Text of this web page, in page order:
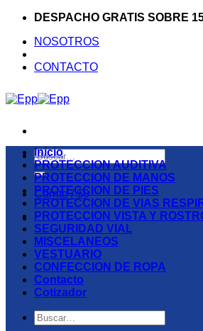
Saltar
contenido
DESPACHO GRATIS SOBRE
NOSOTROS
CONTACTO
Buscar
por:
Carrito /$0
Inicio
PROTECCION AUDITIVA
PROTECCION DE MANOS
PROTECCION DE PIES
PROTECCION DE VIAS
PROTECCION VISTA Y
SEGURIDAD VIAL
MISCELANEOS
VESTUARIO
CONFECCION DE ROPA
Contacto
Cotizador
Buscar
por: